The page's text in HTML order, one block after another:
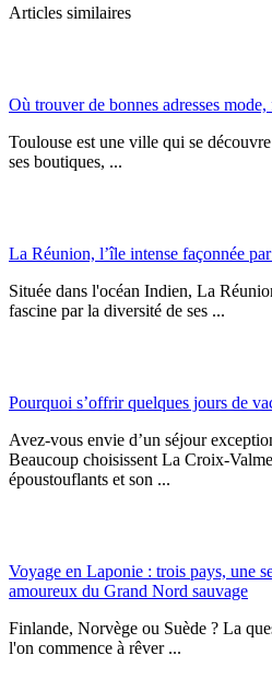
Articles similaires
Où trouver de bonnes adresses
Toulouse est une ville qui se
ses boutiques, ...
La Réunion, l’île intense façonnée
Située dans l'océan Indien, La
fascine par la diversité de ses ...
Pourquoi s’offrir quelques jours de
Avez-vous envie d’un séjour
Beaucoup choisissent La Croix-
époustouflants et son ...
Voyage en Laponie : trois pays, une
amoureux du Grand Nord sauvage
Finlande, Norvège ou Suède ? La
l'on commence à rêver ...